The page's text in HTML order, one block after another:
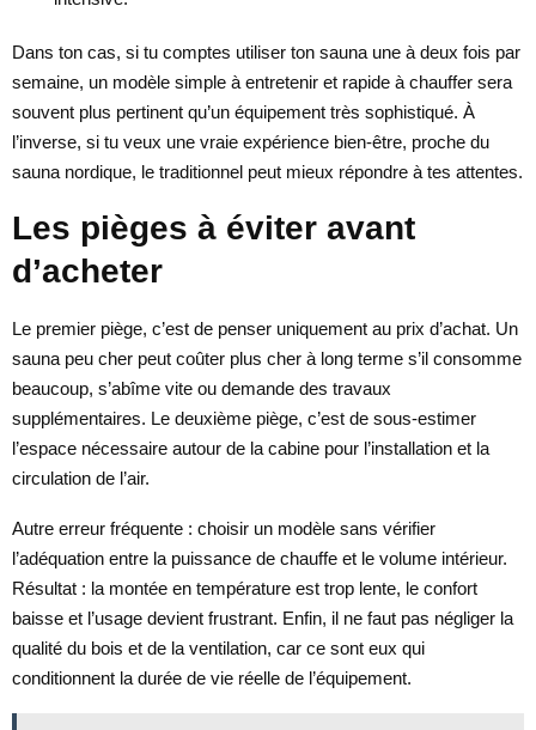
Dans ton cas, si tu comptes utiliser ton sauna une à deux fois par
semaine, un modèle simple à entretenir et rapide à chauffer sera
souvent plus pertinent qu’un équipement très sophistiqué. À
l’inverse, si tu veux une vraie expérience bien-être, proche du
sauna nordique, le traditionnel peut mieux répondre à tes attentes.
Les pièges à éviter avant
d’acheter
Le premier piège, c’est de penser uniquement au prix d’achat. Un
sauna peu cher peut coûter plus cher à long terme s’il consomme
beaucoup, s’abîme vite ou demande des travaux
supplémentaires. Le deuxième piège, c’est de sous-estimer
l’espace nécessaire autour de la cabine pour l’installation et la
circulation de l’air.
Autre erreur fréquente : choisir un modèle sans vérifier
l’adéquation entre la puissance de chauffe et le volume intérieur.
Résultat : la montée en température est trop lente, le confort
baisse et l’usage devient frustrant. Enfin, il ne faut pas négliger la
qualité du bois et de la ventilation, car ce sont eux qui
conditionnent la durée de vie réelle de l’équipement.